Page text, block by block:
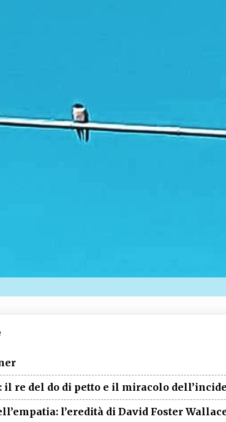
SOCIAL
il re del do di petto e il miracolo
l’eredità di David Foster